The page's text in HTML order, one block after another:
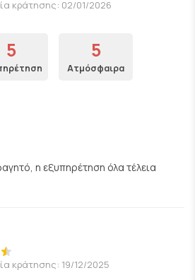
κράτησης: 02/01/2026
5 5
Ατμόσφαιρα
η εξυπηρέτηση όλα τέλεια
κράτησης: 19/12/2025